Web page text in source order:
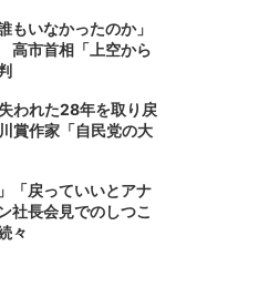
もいなかったのか」
高市首相「上空から
われた28年を取り戻
賞作家「自民党の大
「戻っていいとアナ
長会見でのしつこ
々